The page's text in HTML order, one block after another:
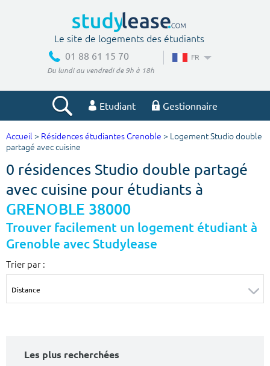
Le site de logements des étudiants
01 88 61 15 70
Du lundi au vendredi de 9h à 18h
FR
Etudiant Gestionnaire
Votre recherche
Ville, école
Budget min
€
Budget max
m² m²
Accueil > Résidences étudiantes Grenoble > Logement Studio double
partagé avec cuisine
0 résidences Studio double partagé
avec cuisine pour étudiants à
GRENOBLE 38000
Trouver facilement un logement étudiant à
Grenoble avec Studylease
Trier par :
Les plus recherchées